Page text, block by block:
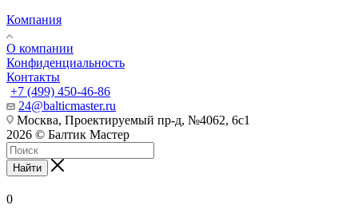
Компания
О компании
Конфиденциальность
Контакты
+7 (499) 450-46-86
24@balticmaster.ru
Москва, Проектируемый пр-д, №4062, 6с1
2026 © Балтик Мастер
Найти
0